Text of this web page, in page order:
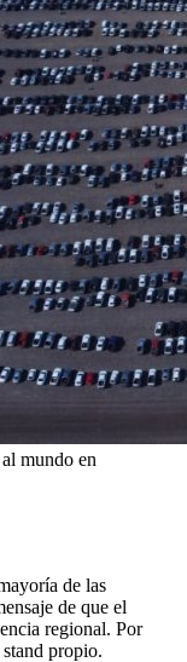
mundo en
de las
de que el
regional. Por
propio.